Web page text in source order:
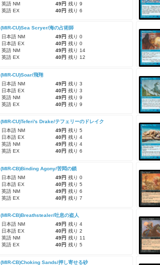
英語 NM
49円 残り 9
英語 EX
40円 残り 6
(MIR-CU)Sea Scryer/海の占術師
日本語 NM
49円 残り 0
日本語 EX
40円 残り 0
英語 NM
49円 残り 14
英語 EX
40円 残り 12
(MIR-CU)Soar/飛翔
日本語 NM
49円 残り 3
日本語 EX
40円 残り 3
英語 NM
49円 残り 9
英語 EX
40円 残り 9
(MIR-CU)Teferi's Drake/テフェリーのドレイク
日本語 NM
49円 残り 5
日本語 EX
40円 残り 4
英語 NM
49円 残り 4
英語 EX
40円 残り 6
(MIR-CB)Binding Agony/苦悶の鎖
日本語 NM
49円 残り 0
日本語 EX
40円 残り 5
英語 NM
49円 残り 6
英語 EX
40円 残り 7
(MIR-CB)Breathstealer/吐息の盗人
日本語 NM
49円 残り 4
日本語 EX
40円 残り 2
英語 NM
49円 残り 11
英語 EX
40円 残り 5
(MIR-CB)Choking Sands/押し寄せる砂